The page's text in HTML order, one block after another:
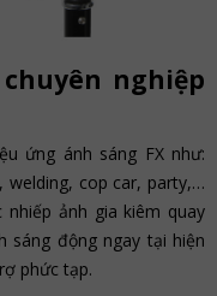
nghiệp
ứng ánh sáng FX như:
welding, cop car, party,…
ảnh gia kiêm quay
sáng động ngay tại hiện
phức tạp.